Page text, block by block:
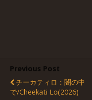
Previous Post
チーカティロ：闇の中
で/Cheekati Lo(2026)